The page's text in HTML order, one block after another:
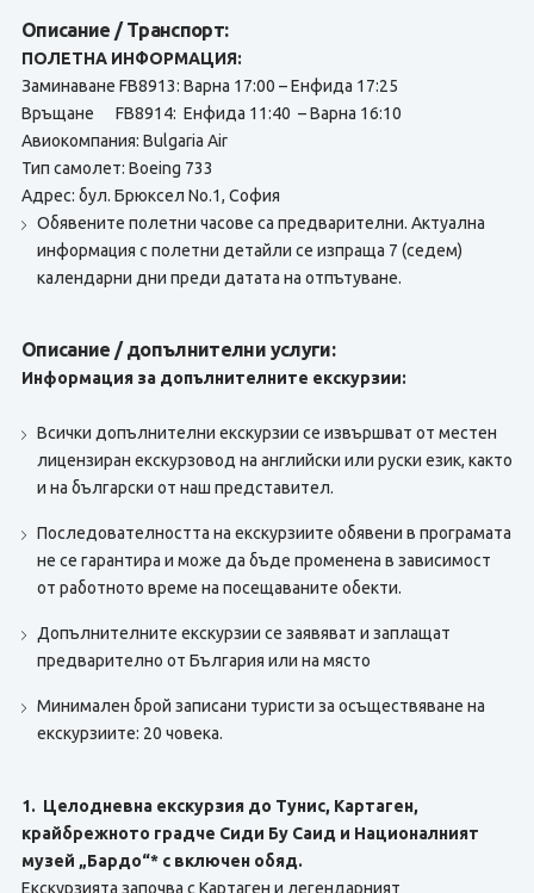
Описание / Транспорт:
ПОЛЕТНА ИНФОРМАЦИЯ:
Заминаване FB8913: Варна 17:00 – Енфида 17:25
Връщане FB8914: Енфида 11:40 – Варна 16:10
Авиокомпания: Bulgaria Air
Тип самолет: Boeing 733
Адрес: бул. Брюксел No.1, София
Обявените полетни часове са предварителни. Актуална
информация с полетни детайли се изпраща 7 (седем)
календарни дни преди датата на отпътуване.
Описание / допълнителни услуги:
Информация за допълнителните екскурзии:
Всички допълнителни екскурзии се извършват от местен
лицензиран екскурзовод на английски или руски език, както
и на български от наш представител.
Последователността на екскурзиите обявени в програмата
не се гарантира и може да бъде променена в зависимост
от работното време на посещаваните обекти.
Допълнителните екскурзии се заявяват и заплащат
предварително от България или на място
Минимален брой записани туристи за осъществяване на
екскурзиите: 20 човека.
1. Целодневна екскурзия до Тунис, Картаген,
крайбрежното градче Сиди Бу Саид и Националният
музей „Бардо“* с включен обяд.
Екскурзията започва с Картаген и легендарният